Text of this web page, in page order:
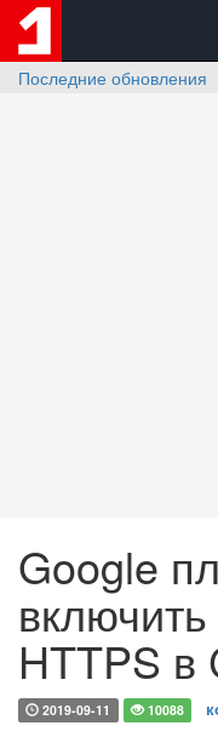
Последние обновления
Google
HTTPS в
2019-09-11 10088